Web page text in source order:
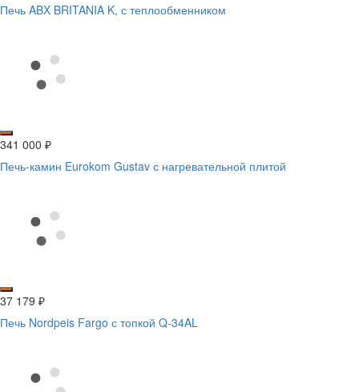
Печь ABX BRITANIA K, с теплообменником
341 000 ₽
Печь-камин Eurokom Gustav с нагревательной плитой
37 179 ₽
Печь Nordpeis Fargo с топкой Q-34AL